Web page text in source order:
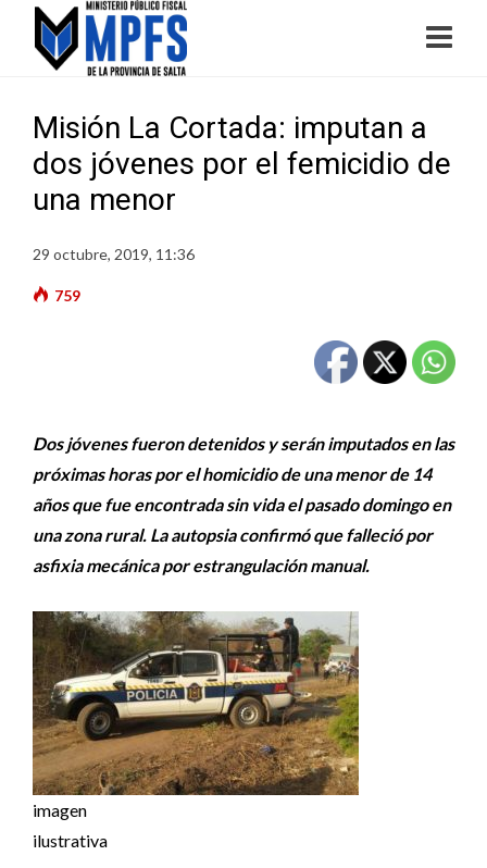
Misión La Cortada: imputan a
dos jóvenes por el femicidio de
una menor
29 octubre, 2019, 11:36
759
Dos jóvenes fueron detenidos y serán imputados en las
próximas horas por el homicidio de una menor de 14
años que fue encontrada sin vida el pasado domingo en
una zona rural. La autopsia confirmó que falleció por
asfixia mecánica por estrangulación manual.
imagen
ilustrativa